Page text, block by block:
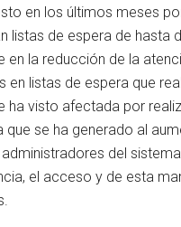
en los últimos meses
listas de espera de hasta
en la reducción de la
en listas de espera que
ha visto afectada por
que se ha generado al
del
el acceso y de esta